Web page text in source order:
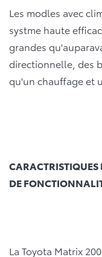
Les modles avec
systme haute
grandes
directionnelle, des
qu'un chauffage et
DE
La Toyota Matrix